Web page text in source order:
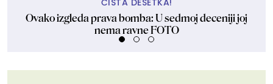
ČISTA DESETKA!
Ovako izgleda prava bomba: U sedmoj deceniji joj
nema ravne FOTO